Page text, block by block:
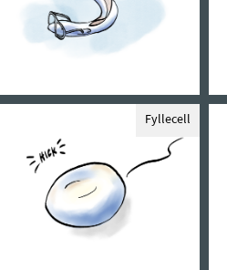
Fyllecell